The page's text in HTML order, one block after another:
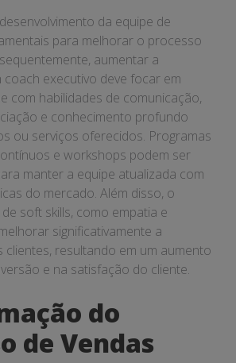
da equipe de
para melhorar o processo
aumentar a
coach executivo deve focar em
com habilidades de comunicação,
e conhecimento profundo
ou serviços oferecidos. Programas
e workshops podem ser
manter a equipe atualizada com
do mercado. Além disso, o
soft skills, como empatia e
significativamente a
resultando em um aumento
e na satisfação do cliente.
do
de Vendas